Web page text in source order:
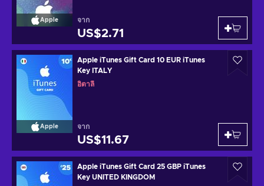
Apple จาก
US$2.71
Apple
Apple iTunes Gift Card 10 EUR iTunes
Key ITALY
อิตาลี
จาก
US$11.67
Apple iTunes Gift Card 25 GBP iTunes
Key UNITED KINGDOM